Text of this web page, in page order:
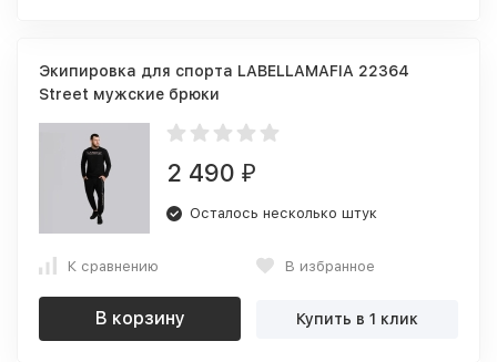
Экипировка для спорта LABELLAMAFIA 22364
Street мужские брюки
2 490 ₽
Осталось несколько штук
К сравнению В избранное
В корзину Купить в 1 клик